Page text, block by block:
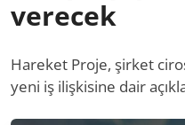
verecek
Hareket Proje, şirket
yeni iş ilişkisine dair